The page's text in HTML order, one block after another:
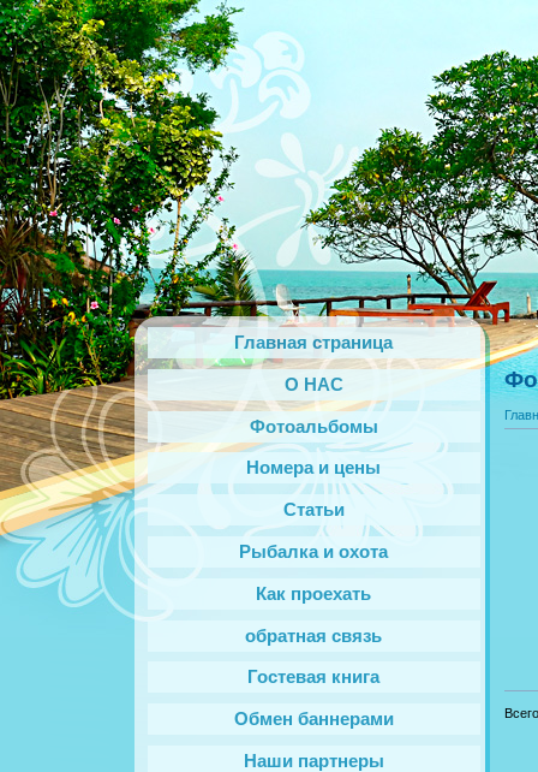
Главная страница
О НАС
Фотоальбомы
Номера и цены
Статьи
Рыбалка и охота
Как проехать
обратная связь
Гостевая книга
Обмен баннерами
Наши партнеры